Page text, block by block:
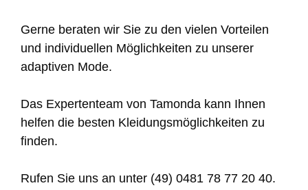
Gerne beraten wir Sie zu den vielen Vorteilen
und individuellen Möglichkeiten zu unserer
adaptiven Mode.
Das Expertenteam von Tamonda kann Ihnen
helfen die besten Kleidungsmöglichkeiten zu
finden.
Rufen Sie uns an unter (49) 0481 78 77 20 40.